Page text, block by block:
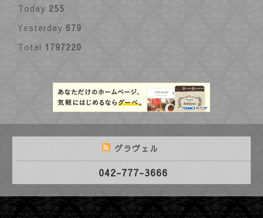
Today 255
Yesterday 679
Total 1797220
グラヴェル
042-777-3666